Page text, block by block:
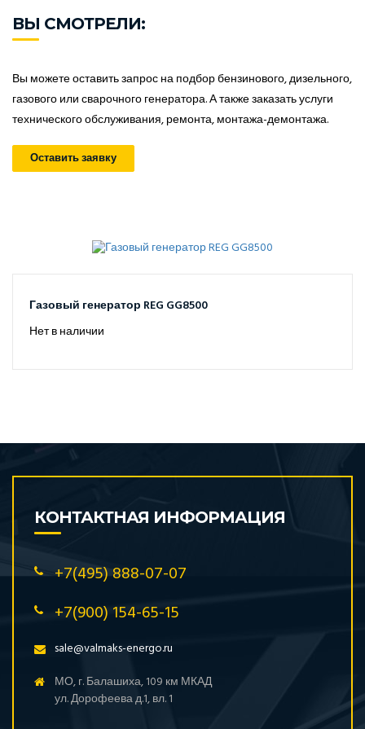
ВЫ СМОТРЕЛИ:
Вы можете оставить запрос на подбор бензинового, дизельного,
газового или сварочного генератора. А также заказать услуги
технического обслуживания, ремонта, монтажа-демонтажа.
Оставить заявку
Газовый генератор REG GG8500
Нет в наличии
КОНТАКТНАЯ ИНФОРМАЦИЯ
+7(495) 888-07-07
+7(900) 154-65-15
sale@valmaks-energo.ru
МО, г. Балашиха, 109 км МКАД
ул. Дорофеева д.1, вл. 1